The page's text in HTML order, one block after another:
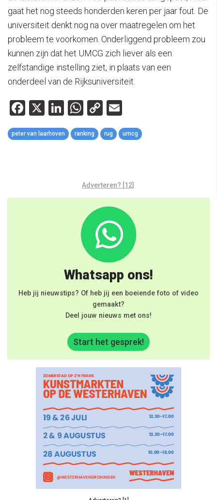
gaat het nog steeds honderden keren per jaar fout. De
universiteit denkt nog na over maatregelen om het
probleem te voorkomen. Onderliggend probleem zou
kunnen zijn dat het UMCG zich liever als een
zelfstandige instelling ziet, in plaats van een
onderdeel van de Rijksuniversiteit.
Facebook
X LinkedIn
WhatsApp
Copy
Link
peter van laarhoven ranking rug umcg
Adverteren? [12]
Whatsapp ons!
Heb jij nieuwstips? Of heb jij een boeiende foto of video
gemaakt?
Deel jouw nieuws met ons!
Start het gesprek!